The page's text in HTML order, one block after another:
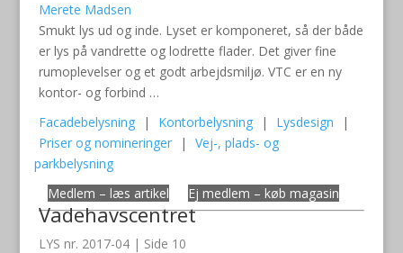
Merete Madsen
Smukt lys ud og inde. Lyset er komponeret, så der både
er lys på vandrette og lodrette flader. Det giver fine
rumoplevelser og et godt arbejdsmiljø. VTC er en ny
kontor- og forbind …
Facadebelysning
| Kontorbelysning | Lysdesign
|
Priser og nomineringer
|
Vej-, plads- og
parkbelysning
Medlem – læs artikel
Ej medlem – køb magasin
Vadehavscentret
LYS nr. 2017-04 | Side 10